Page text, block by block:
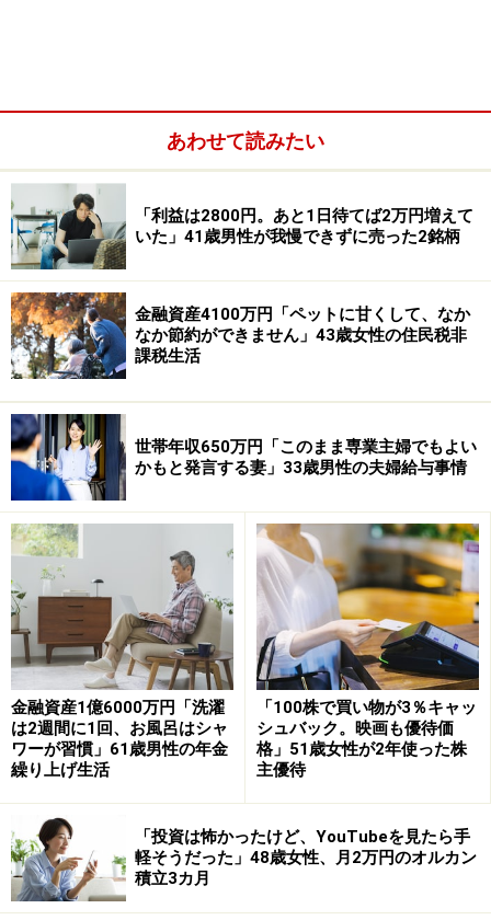
遺族基礎年金や遺族厚生年金（遺族年金）：なし
その他（企業年金や個人年金保険など）：なし
年金以外の収入：なし
ひと月の支出：約15万円
「もっと貯めたかったが、現役時代は精一
杯だった」
現在、およそ預貯金500万円、リスク資産2000万円を保
有しているという今回の投稿者。
自身の老後資金について貯めすぎと感じているか、それ
とも足りないと感じているか、との質問には「現役時代
にもっと貯めておけばよかった」と回答。
あわせて読みたい
「利益は2800円。あと1日待てば2万円増えて
いた」41歳男性が我慢できずに売った2銘柄
金融資産4100万円「ペットに甘くして、なか
なか節約ができません」43歳女性の住民税非
課税生活
世帯年収650万円「このまま専業主婦でもよい
かもと発言する妻」33歳男性の夫婦給与事情
金融資産1億6000万円「洗濯
は2週間に1回、お風呂はシャ
ワーが習慣」61歳男性の年金
繰り上げ生活
「100株で買い物が3％キャッ
シュバック。映画も優待価
格」51歳女性が2年使った株
主優待
「投資は怖かったけど、YouTubeを見たら手
軽そうだった」48歳女性、月2万円のオルカン
積立3カ月